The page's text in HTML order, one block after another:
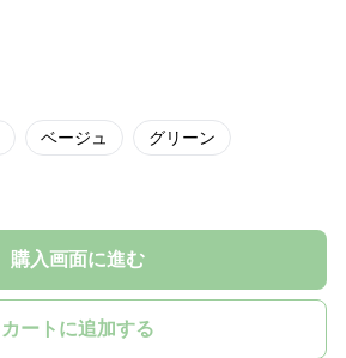
ベージュ グリーン
購入画面に進む
カートに追加する